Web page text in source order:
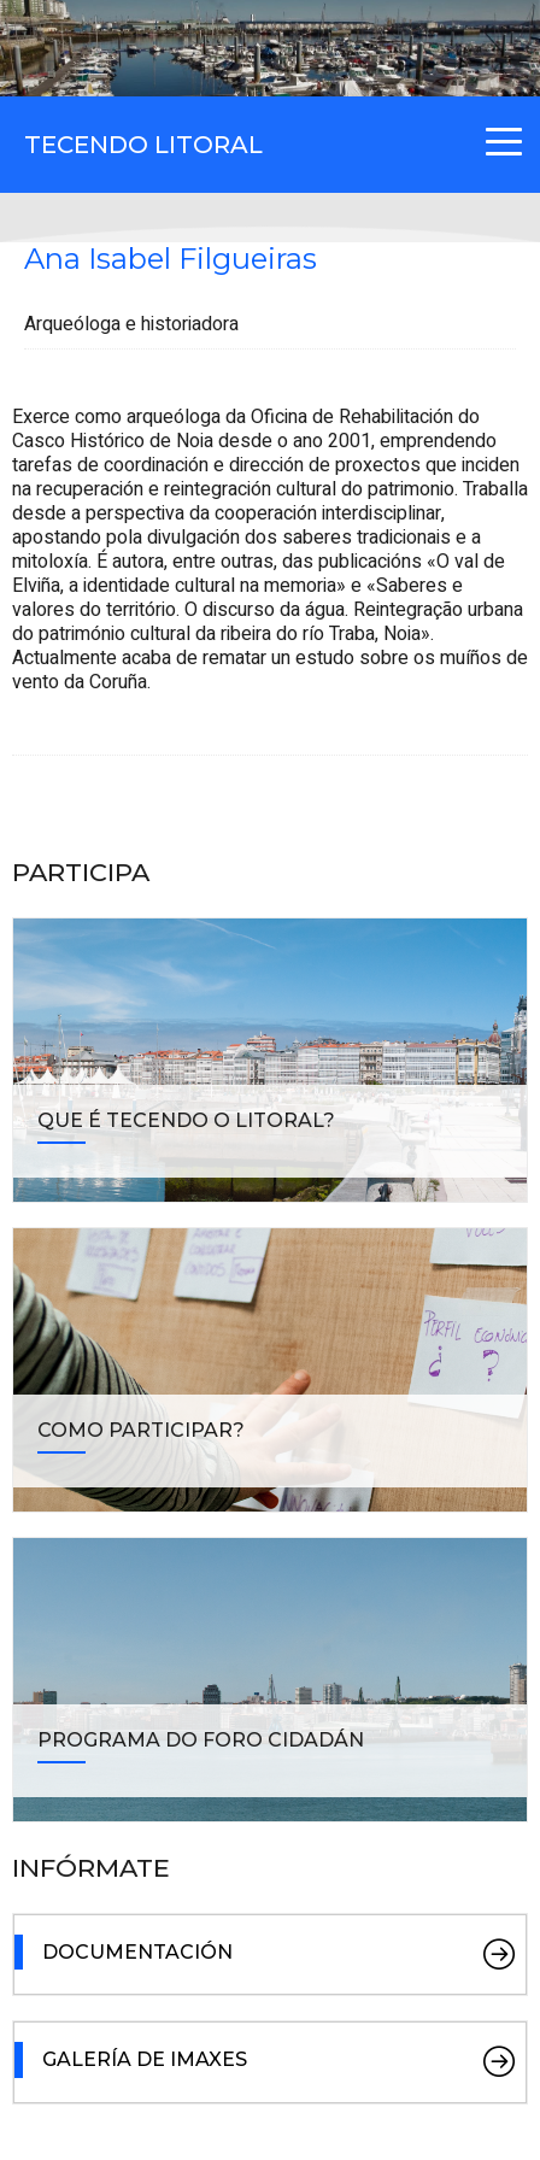
TECENDO LITORAL
Ana Isabel Filgueiras
Arqueóloga e historiadora
Exerce como arqueóloga da Oficina de Rehabilitación do
Casco Histórico de Noia desde o ano 2001, emprendendo
tarefas de coordinación e dirección de proxectos que inciden
na recuperación e reintegración cultural do patrimonio. Traballa
desde a perspectiva da cooperación interdisciplinar,
apostando pola divulgación dos saberes tradicionais e a
mitoloxía. É autora, entre outras, das publicacións «O val de
Elviña, a identidade cultural na memoria» e «Saberes e
valores do território. O discurso da água. Reintegração urbana
do património cultural da ribeira do río Traba, Noia».
Actualmente acaba de rematar un estudo sobre os muíños de
vento da Coruña.
PARTICIPA
QUE É TECENDO O LITORAL?
COMO PARTICIPAR?
PROGRAMA DO FORO CIDADÁN
INFÓRMATE
DOCUMENTACIÓN
GALERÍA DE IMAXES